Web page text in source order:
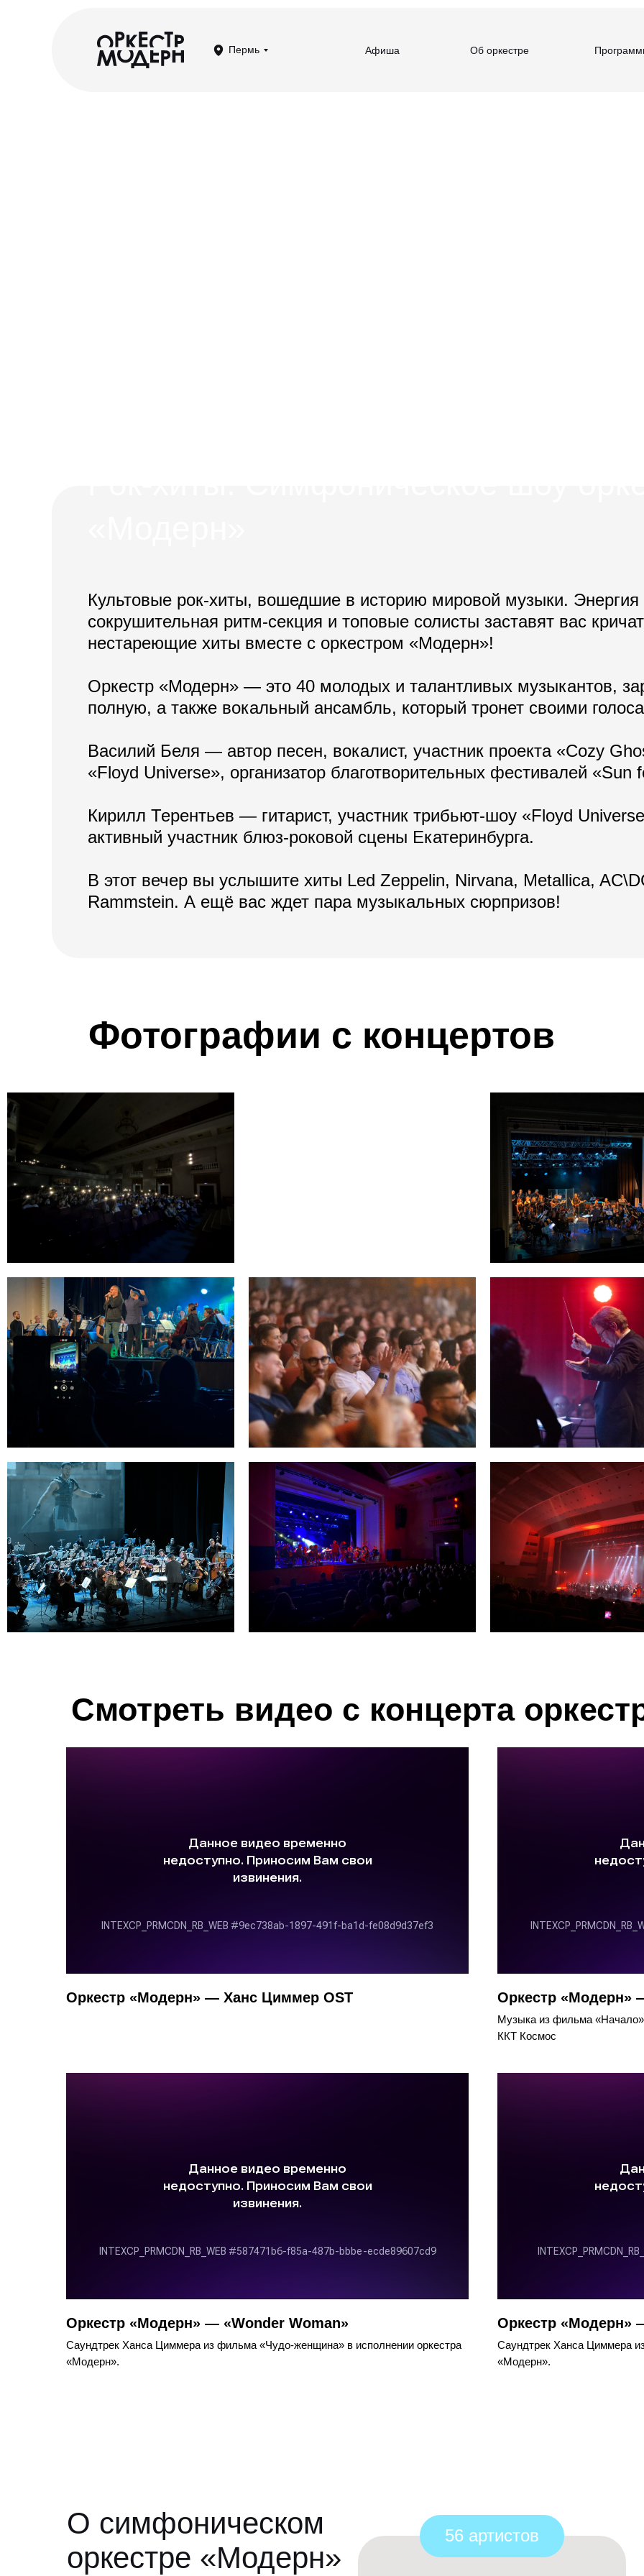
Пермь Афиша Об оркестре
Культовые рок-хиты, вошедшие в историю мировой музыки. Энергия
сокрушительная ритм-секция и топовые солисты заставят вас
нестареющие хиты вместе с оркестром «Модерн»!
Оркестр «Модерн» — это 40 молодых и талантливых музыкантов,
полную, а также вокальный ансамбль, который тронет своими
Василий Беля — автор песен, вокалист, участник проекта «Cozy
«Floyd Universe», организатор благотворительных фестивалей «Sun
Кирилл Терентьев — гитарист, участник трибьют-шоу «Floyd
активный участник блюз-роковой сцены Екатеринбурга.
В этот вечер вы услышите хиты Led Zeppelin, Nirvana, Metallica,
Rammstein. А ещё вас ждет пара музыкальных сюрпризов!
Купить билеты
Фотографии с концертов
Смотреть видео с концерта
Оркестр «Модерн» — Ханс Циммер OST Оркестр «Модерн»
Музыка из фильма
ККТ Космос
Оркестр «Модерн» — «Wonder Woman»
Саундтрек Ханса Циммера из фильма «Чудо-женщина» в исполнении оркестра
«Модерн».
Оркестр «Модерн»
Саундтрек Ханса Циммера
«Модерн».
О симфоническом
оркестре «Модерн»
56 артистов